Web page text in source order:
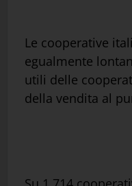
Le cooperative
egualmente
utili delle
della vendita al